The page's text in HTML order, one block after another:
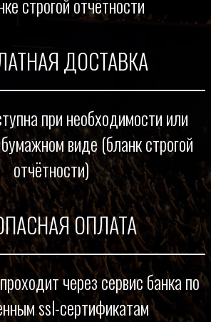
ДОСТАВКА
при необходимости или
виде (бланк строгой
отчётности)
ОПЛАТА
через сервис банка по
ssl-сертификатам